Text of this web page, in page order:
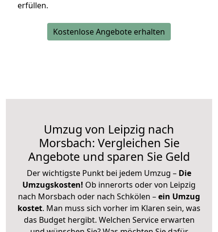
erfüllen.
Kostenlose Angebote erhalten
Umzug von Leipzig nach
Morsbach: Vergleichen Sie
Angebote und sparen Sie Geld
Der wichtigste Punkt bei jedem Umzug – Die
Umzugskosten! Ob innerorts oder von Leipzig
nach Morsbach oder nach Schkölen –ein Umzug
kostet. Man muss sich vorher im Klaren sein, was
das Budget hergibt. Welchen Service erwarten